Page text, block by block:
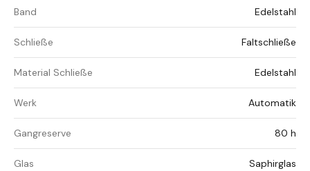
Band Edelstahl
Schließe Faltschließe
Material Schließe Edelstahl
Werk Automatik
Gangreserve 80 h
Glas Saphirglas